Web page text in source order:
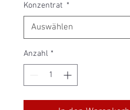
Milliliter
Konzentrat *
Anzahl *